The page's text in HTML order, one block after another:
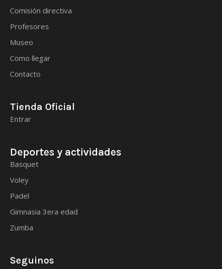
Comisión directiva
Profesores
Museo
Como llegar
Contacto
Tienda Oficial
Entrar
Deportes y actividades
Basquet
Voley
Padel
Gimnasia 3era edad
Zumba
Seguinos